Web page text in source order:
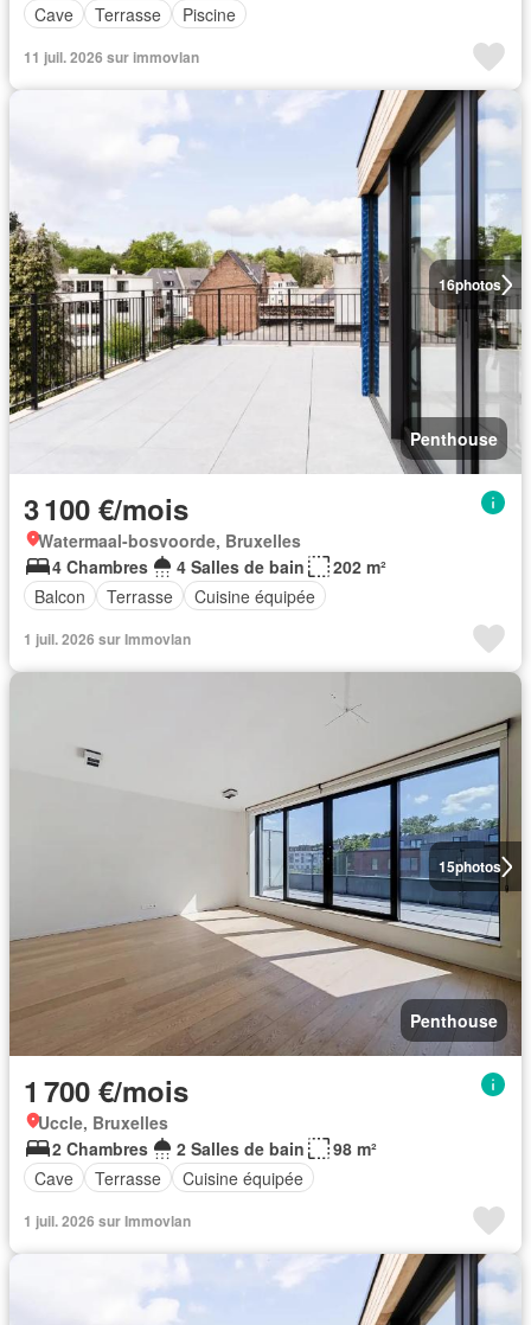
Cave
Terrasse Piscine
11 juil. 2026 sur immovlan
16photos
Penthouse
3 100 €/mois
Watermaal-bosvoorde, Bruxelles
4 Chambres
4 Salles de bain
202 m²
Balcon
Terrasse Cuisine équipée
1 juil. 2026 sur Immovlan
15photos
Penthouse
1 700 €/mois
Uccle, Bruxelles
2 Chambres
2 Salles de bain
98 m²
Cave
Terrasse Cuisine équipée
1 juil. 2026 sur Immovlan